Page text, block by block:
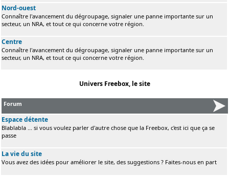
Nord-ouest
Connaître l'avancement du dégroupage, signaler une panne importante sur un
secteur, un NRA, et tout ce qui concerne votre région.
Centre
Connaître l'avancement du dégroupage, signaler une panne importante sur un
secteur, un NRA, et tout ce qui concerne votre région.
Univers Freebox, le site
Forum
Espace détente
Blablabla ... si vous voulez parler d'autre chose que la Freebox, c'est ici que ça se
passe
La vie du site
Vous avez des idées pour améliorer le site, des suggestions ? Faites-nous en part